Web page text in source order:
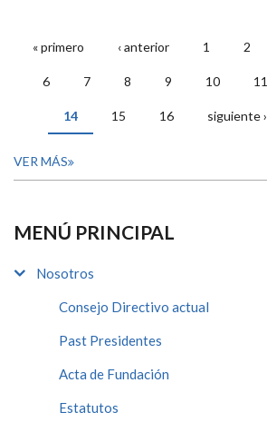
PÁGINAS
« primero ‹ anterior 1 2
6 7 8 9 10 11
14 15 16 siguiente ›
VER MÁS
MENÚ PRINCIPAL
Nosotros
Consejo Directivo actual
Past Presidentes
Acta de Fundación
Estatutos